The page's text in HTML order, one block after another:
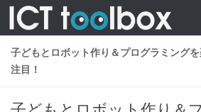
子どもとロボット作り＆プログラミング
注目！